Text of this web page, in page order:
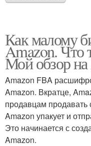
Как малому
Amazon. Что
Мой обзор
Amazon FBA
Amazon. Вкратце,
продавцам продавать
Amazon упакует и
Это начинается с
Amazon.